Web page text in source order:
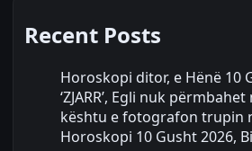
Recent Posts
Horoskopi ditor, e Hënë 10
‘ZJARR’, Egli nuk
kështu e fotografon trupin
Horoskopi 10 Gusht 2026,